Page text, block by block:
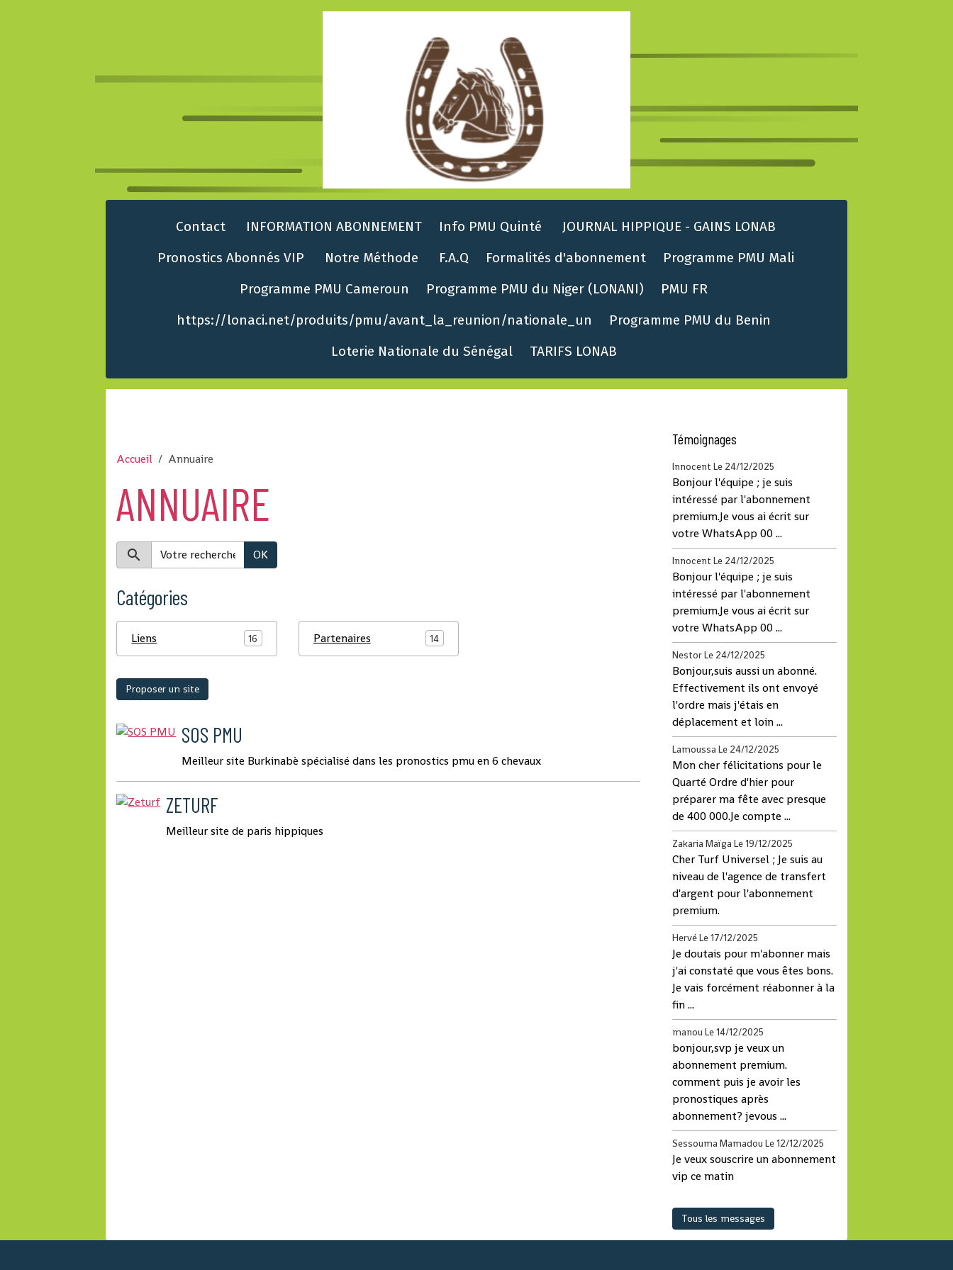
Contact INFORMATION ABONNEMENT Info PMU Quinté
JOURNAL HIPPIQUE - GAINS LONAB
Pronostics Abonnés VIP
Notre Méthode F.A.Q Formalités d'abonnement
Programme PMU Mali
Programme PMU Cameroun
Programme PMU du Niger (LONANI)
PMU FR
https://lonaci.net/produits/pmu/avant_la_reunion/nationale_un
Programme PMU du Benin
Loterie Nationale du Sénégal
TARIFS LONAB
Accueil Annuaire
ANNUAIRE
OK
Catégories
Liens 16 Partenaires 14
Proposer un site
SOS PMU
Meilleur site Burkinabè spécialisé dans les pronostics pmu en 6 chevaux
ZETURF
Meilleur site de paris hippiques
Témoignages
Innocent Le 24/12/2025
Bonjour l'équipe ; je suis
intéressé par l'abonnement
premium.Je vous ai écrit sur
votre WhatsApp 00 ...
Innocent Le 24/12/2025
Bonjour l'équipe ; je suis
intéressé par l'abonnement
premium.Je vous ai écrit sur
votre WhatsApp 00 ...
NestorLe 24/12/2025
Bonjour,suis aussi un abonné.
Effectivement ils ont envoyé
l'ordre mais j'étais en
déplacement et loin ...
Lamoussa Le 24/12/2025
Mon cher félicitations pour le
Quarté Ordre d'hier pour
préparer ma fête avec presque
de 400 000.Je compte ...
Zakaria Maïga Le 19/12/2025
Cher Turf Universel ; Je suis au
niveau de l'agence de transfert
d'argent pour l'abonnement
premium.
HervéLe 17/12/2025
Je doutais pour m'abonner mais
j'ai constaté que vous êtes bons.
Je vais forcément réabonner à la
fin ...
manou Le 14/12/2025
bonjour,svp je veux un
abonnement premium.
comment puis je avoir les
pronostiques après
abonnement? jevous ...
Sessouma Mamadou Le 12/12/2025
Je veux souscrire un abonnement
vip ce matin
Tous les messages